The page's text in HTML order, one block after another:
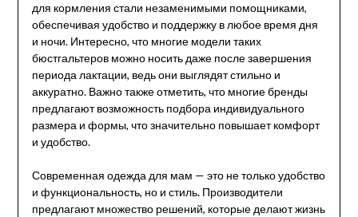
для кормления стали незаменимыми помощниками,
обеспечивая удобство и поддержку в любое время дня
и ночи. Интересно, что многие модели таких
бюстгальтеров можно носить даже после завершения
периода лактации, ведь они выглядят стильно и
аккуратно. Важно также отметить, что многие бренды
предлагают возможность подбора индивидуального
размера и формы, что значительно повышает комфорт
и удобство.
Современная одежда для мам — это не только удобство
и функциональность, но и стиль. Производители
предлагают множество решений, которые делают жизнь